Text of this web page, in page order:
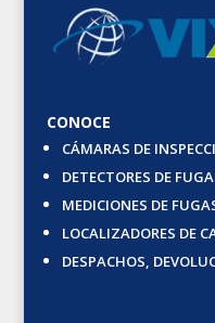
CONOCE
CÁMARAS DE
DETECTORES DE
MEDICIONES DE
LOCALIZADORES DE
DESPACHOS,